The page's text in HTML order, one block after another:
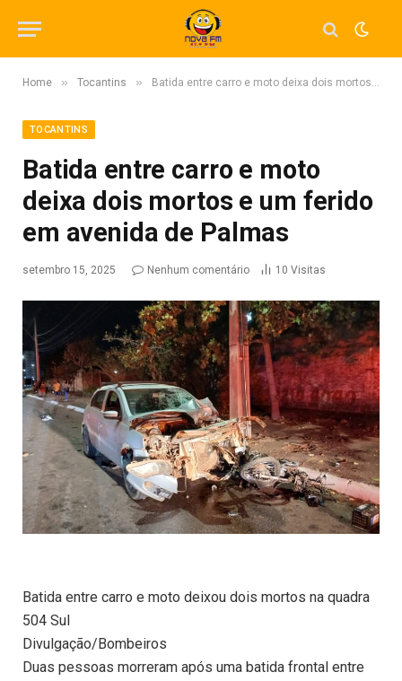
Home » Tocantins » Batida entre carro e moto deixa dois mortos e um ferido em avenida de Palmas
TOCANTINS
Batida entre carro e moto
deixa dois mortos e um ferido
em avenida de Palmas
setembro 15, 2025 Nenhum comentário 10 Visitas
Batida entre carro e moto deixou dois mortos na quadra
504 Sul
Divulgação/Bombeiros
Duas pessoas morreram após uma batida frontal entre